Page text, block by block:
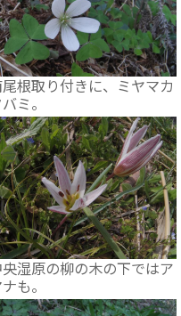
根取り付きに、ミヤマカ
ミ。
湿原の柳の木の下ではア
も。